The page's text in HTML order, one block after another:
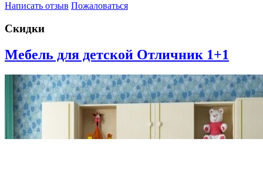
Написать отзыв Пожаловаться
Скидки
Мебель для детской Отличник 1+1